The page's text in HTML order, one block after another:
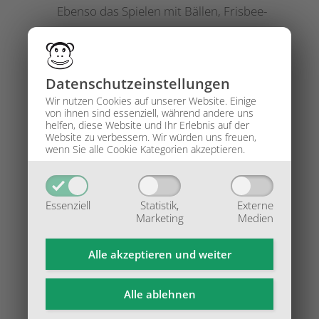
Datenschutz­einstellungen
Wir nutzen Cookies auf unserer Website. Einige
von ihnen sind essenziell, während andere uns
helfen, diese Website und Ihr Erlebnis auf der
Website zu verbessern. Wir würden uns freuen,
wenn Sie alle Cookie Kategorien akzeptieren.
Essenziell
Statistik,
Marketing
Externe
Medien
Alle akzeptieren und weiter
Alle ablehnen
Ebenso das Spielen mit Bällen, Frisbee-
Scheiben u. ä.
Helfen Sie mit, das Gelände sauber zu
halten, benützen Sie die bereitstehenden
Abfallbehälter und folgen Sie der
Einwegpfvorgabe.
Den Weisungen des Personal ist unbedingt
Folge zu leisten.
Das Personal ist berechtigt, Besuchende,
die sich nicht an die Besuchendenordnung
halten, aus dem Zoo zu weisen und im
Extremfall ein generelles Hausverbot
auszusprechen mit dem Hinweis auf evtl.
Schadenersatzverpflichtungen durch
den:die Besucher:in.